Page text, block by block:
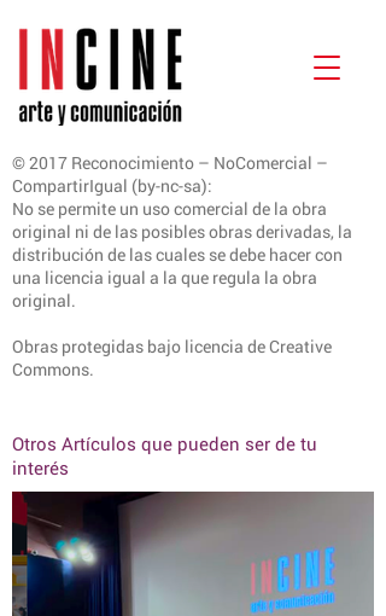
© 2017 Reconocimiento – NoComercial –
CompartirIgual (by-nc-sa):
No se permite un uso comercial de la obra
original ni de las posibles obras derivadas, la
distribución de las cuales se debe hacer con
una licencia igual a la que regula la obra
original.
Obras protegidas bajo licencia de Creative
Commons.
Otros Artículos que pueden ser de tu
interés